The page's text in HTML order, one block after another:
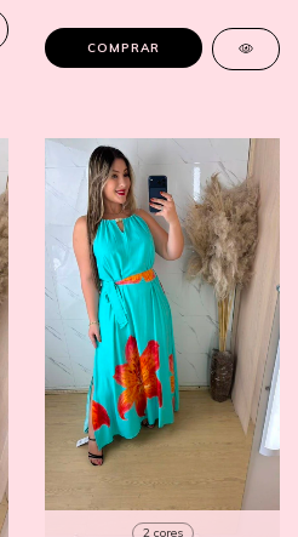
COMPRAR
2 cores